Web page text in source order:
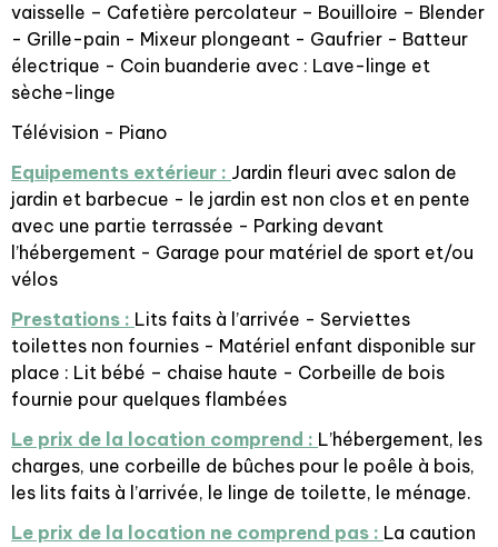
vaisselle – Cafetière percolateur – Bouilloire – Blender
- Grille-pain - Mixeur plongeant - Gaufrier - Batteur
électrique - Coin buanderie avec : Lave-linge et
sèche-linge
Télévision - Piano
Equipements extérieur : Jardin fleuri avec salon de
jardin et barbecue - le jardin est non clos et en pente
avec une partie terrassée - Parking devant
l’hébergement - Garage pour matériel de sport et/ou
vélos
Prestations : Lits faits à l’arrivée - Serviettes
toilettes non fournies - Matériel enfant disponible sur
place : Lit bébé – chaise haute - Corbeille de bois
fournie pour quelques flambées
Le prix de la location comprend : L’hébergement, les
charges, une corbeille de bûches pour le poêle à bois,
les lits faits à l’arrivée, le linge de toilette, le ménage.
Le prix de la location ne comprend pas : La caution